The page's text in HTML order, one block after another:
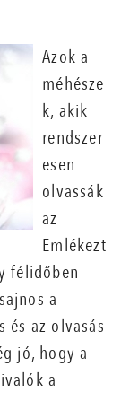
Azok a
méhésze
k, akik
rendszer
esen
olvassák
az
Emlékezt
félidőben
a
az olvasás
jó, hogy a
a